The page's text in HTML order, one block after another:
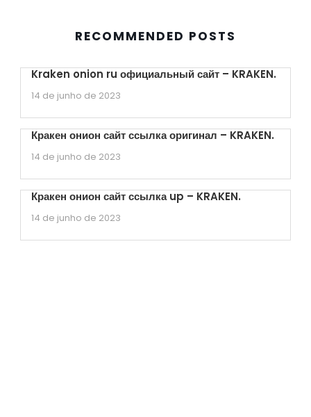
RECOMMENDED POSTS
Kraken onion ru официальный сайт – KRAKEN.
14 de junho de 2023
Кракен онион сайт ссылка оригинал – KRAKEN.
14 de junho de 2023
Кракен онион сайт ссылка up – KRAKEN.
14 de junho de 2023